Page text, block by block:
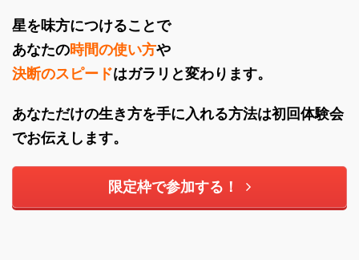
星を味方につけることで
あなたの時間の使い方や
決断のスピードはガラリと変わります。
あなただけの生き方を手に入れる方法は初回体験会
でお伝えします。
限定枠で参加する！